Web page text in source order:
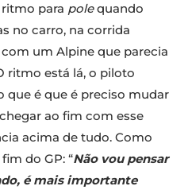
para polequando
no carro, na corrida
um Alpine que parecia
ritmo está lá, o piloto
que é que é preciso mudar
ao fim com esse
acima de tudo. Como
do GP: “Não vou pensar
é mais importante